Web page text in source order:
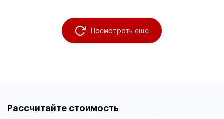
Посмотреть еще
Рассчитайте стоимость